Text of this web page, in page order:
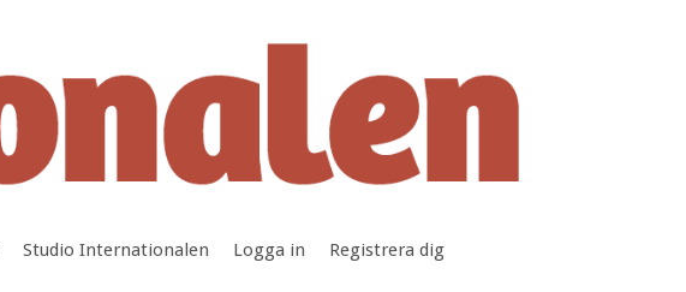
Studio Internationalen Logga in Registrera dig